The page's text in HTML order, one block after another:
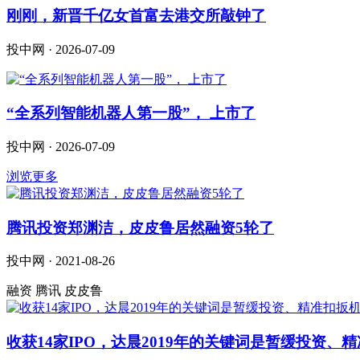
刚刚，新晋千亿女首富去港交所敲钟了
投中网 · 2026-07-09
“全系列智能机器人第一股”， 上市了
投中网 · 2026-07-09
浏览更多
腾讯投资郑渊洁，皮皮鲁居然融资5轮了
投中网 · 2021-08-26
融资 腾讯 皮皮鲁
收获14家IPO，达晨2019年的关键词是暂缓投资、